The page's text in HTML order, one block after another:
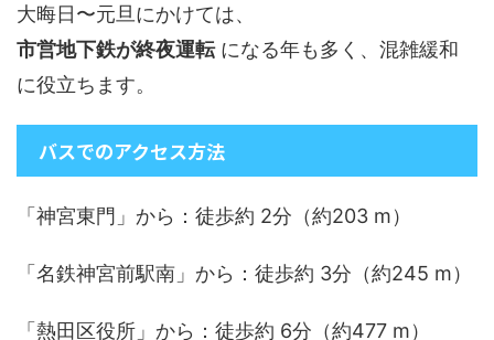
大晦日〜元旦にかけては、
市営地下鉄が終夜運転になる年も多く、混雑緩和
に役立ちます。
バスでのアクセス方法
「神宮東門」から：徒歩約 2分（約203 m）
「名鉄神宮前駅南」から：徒歩約 3分（約245 m）
「熱田区役所」から：徒歩約 6分（約477 m）